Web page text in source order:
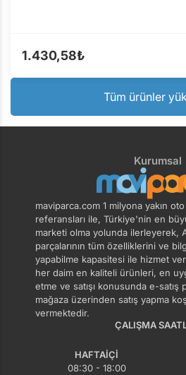
1.430,58₺
Tüm ürünler
Kurumsal
maviparca.com 1 milyona yakın
referansları ile, Türkiye'nin en
marketi olma yolunda ilerleyerek,
parçalarının tüm özelliklerini ve
yapabilme kapasitesi ile hizmet
her daim en kaliteli ürünleri, en
etme ve satışı konusunda e-satış
mağaza üzerinden satış yapma
vermektedir.
ÇALIŞMA
HAFTAIÇI
08:30 - 18:00